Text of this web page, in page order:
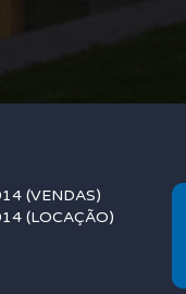
(VENDAS)
(LOCAÇÃO)